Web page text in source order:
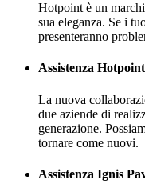
Hotpoint è un
sua eleganza. Se i
presenteranno
Assistenza
La nuova
due aziende di
generazione.
tornare come nuovi.
Assistenza Ignis